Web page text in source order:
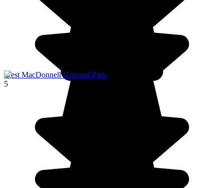
West MacDonnell National Park
5